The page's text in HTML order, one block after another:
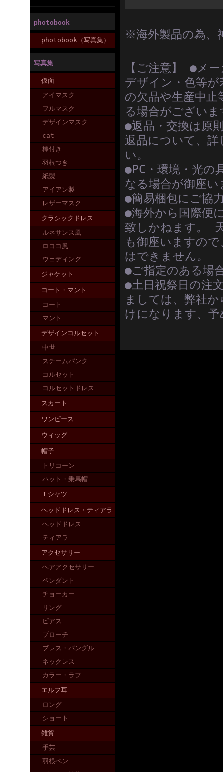
photobook
photobook（写真集）
写真集
仮面
アイマスク
フルマスク
デザインマスク
cat
棒付き
羽根つき
紙製
アイアン製
レザーマスク
クラシックドレス
ルネサンス風
ロココ風
ウェディング
ジャケット
コート・マント
コート
マント
デザインコルセット
中世
スチームパンク
コルセット
コルセットドレス
スカート
ワンピース
ウィッグ
帽子
トリコーン
ハット・乗馬帽
Ｔシャツ
ヘッドドレス・ティアラ
ヘッドドレス
ティアラ
アクセサリー
ヘアアクセサリー
ペンダント
チョーカー
リング
ピアス
ブローチ
ブレス・バングル
ネックレス
カラー・ラフ
エルフ耳
ロング
ショート
雑貨
手芸
羽根ペン
※海外製品の為、
【ご注意】 ●メ
デザイン・色等
の欠品や生産中止
る場合がござい
●返品・交換は原
返品について、
い。
●PC・環境・光の
なる場合が御座い
●簡易梱包にご協
●海外から国際便
致しかねます。
も御座いますの
はできません。
●ご指定のある場
●土日祝祭日の注
ましては、弊社
けになります、